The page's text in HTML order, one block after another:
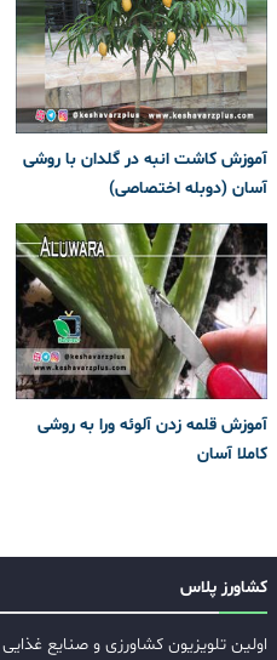
آموزش کاشت انبه در گلدان با روشی
آسان (دوبله اختصاصی)
آموزش قلمه زدن آلوئه ورا به روشی
کاملا آسان
کشاورز پلاس
اولین تلویزیون کشاورزی و صنایع